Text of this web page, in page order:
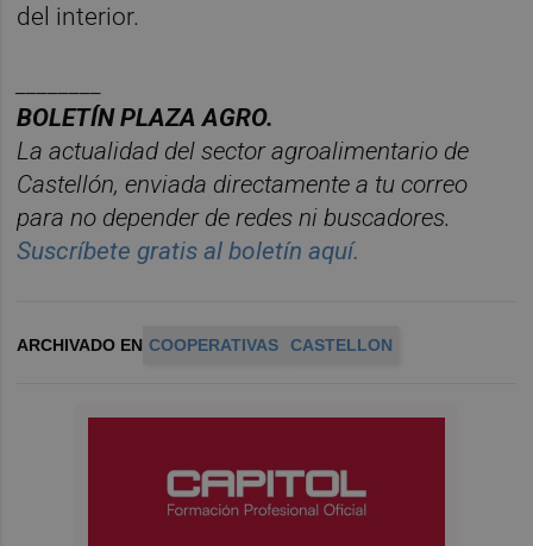
del interior.
BOLETÍN PLAZA AGRO.
La actualidad del sector agroalimentario de
Castellón, enviada directamente a tu correo
para no depender de redes ni buscadores.
Suscríbete gratis al boletín aquí.
ARCHIVADO EN COOPERATIVAS CASTELLON